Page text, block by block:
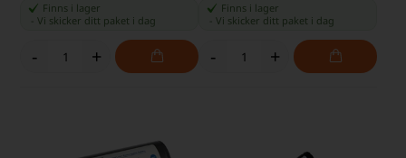
Finns i lager
-Vi skicker ditt paket i dag
- +
Finns i lager
Vi skicker ditt paket i dag
- +